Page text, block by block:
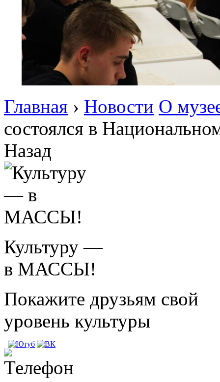
Главная › Новости О
состоялся в
Назад
Культуру —
в МАССЫ!
Покажите друзьям свой
уровень культуры